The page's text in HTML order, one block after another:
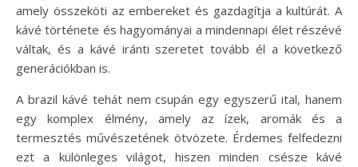
amely összeköti az embereket és gazdagítja a kultúrát. A
kávé története és hagyományai a mindennapi élet részévé
váltak, és a kávé iránti szeretet tovább él a következő
generációkban is.
A brazil kávé tehát nem csupán egy egyszerű ital, hanem
egy komplex élmény, amely az ízek, aromák és a
termesztés művészetének ötvözete. Érdemes felfedezni
ezt a különleges világot, hiszen minden csésze kávé